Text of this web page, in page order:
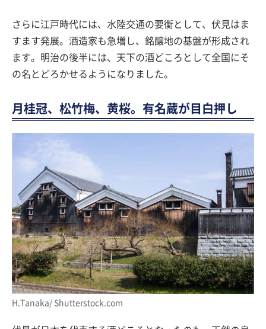
さらに江戸時代には、水陸交通の要衡として、伏見はま
すます発展。酒造家も急増し、銘醸地の基盤が形成され
ます。明治の後半には、天下の酒どころとして全国にそ
の名とどろかせるようになりました。
月桂冠、松竹梅、黄桜。有名蔵が目白押し
H.Tanaka/ Shutterstock.com